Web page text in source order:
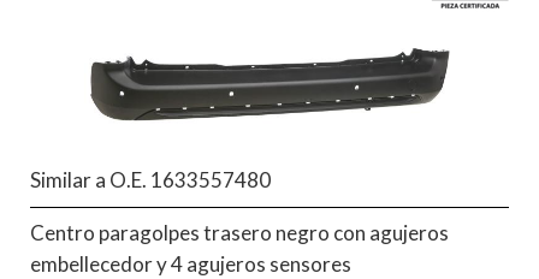
Similar a O.E. 1633557480
Centro paragolpes trasero negro con agujeros
embellecedor y 4 agujeros sensores